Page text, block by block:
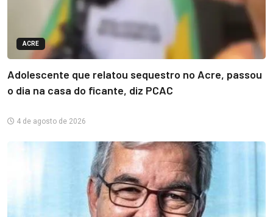
ACRE
Adolescente que relatou sequestro no Acre, passou
o dia na casa do ficante, diz PCAC
4 de agosto de 2026